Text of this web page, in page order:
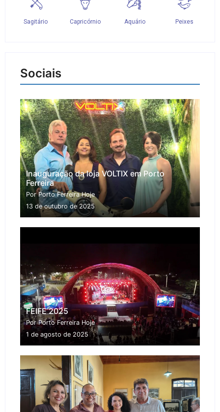
Sociais
Inauguração da loja VOLTIX em Porto
Ferreira
Por Porto Ferreira Hoje
13 de outubro de 2025
FEIFE 2025
Por Porto Ferreira Hoje
1 de agosto de 2025